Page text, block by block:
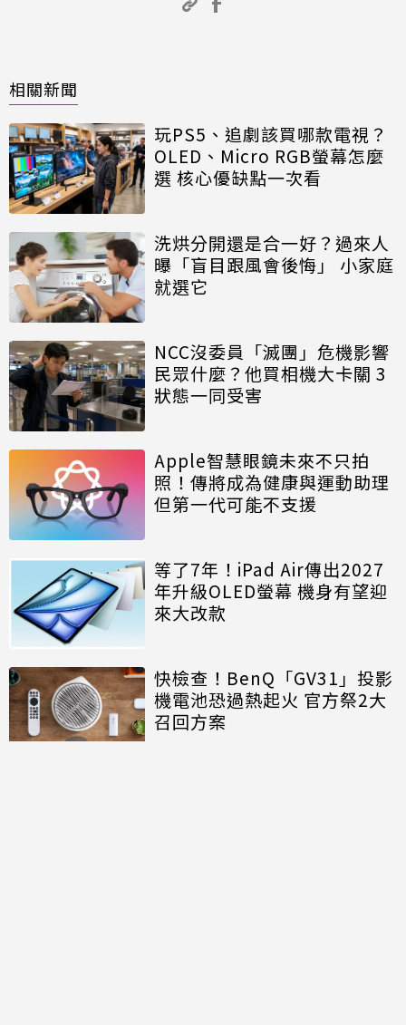
相關新聞
玩PS5、追劇該買哪款電視？
OLED、Micro RGB螢幕怎麼
選 核心優缺點一次看
洗烘分開還是合一好？過來人
曝「盲目跟風會後悔」 小家庭
就選它
NCC沒委員「滅團」危機影響
民眾什麼？他買相機大卡關 3
狀態一同受害
Apple智慧眼鏡未來不只拍
照！傳將成為健康與運動助理
但第一代可能不支援
等了7年！iPad Air傳出2027
年升級OLED螢幕 機身有望迎
來大改款
快檢查！BenQ「GV31」投影
機電池恐過熱起火 官方祭2大
召回方案